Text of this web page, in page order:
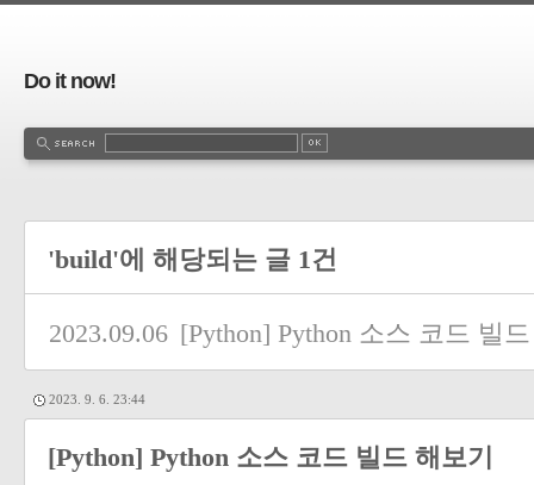
Do it now!
'build'에 해당되는 글 1건
2023.09.06 [Python] Python 소스 코드 빌
2023. 9. 6. 23:44
[Python] Python 소스 코드 빌드 해보기